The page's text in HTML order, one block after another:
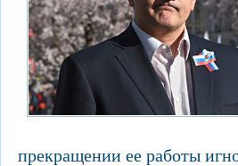
прекращении ее работы